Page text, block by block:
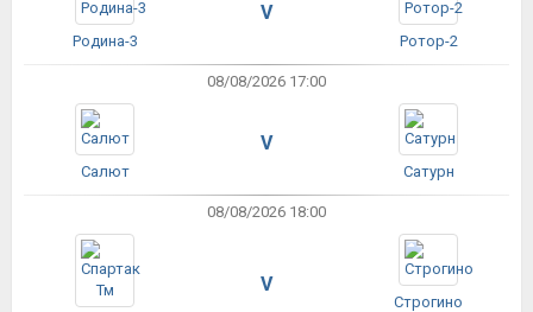
Родина-3
V
Ротор-2
08/08/2026 17:00
Салют
V
Сатурн
08/08/2026 18:00
V
Строгино